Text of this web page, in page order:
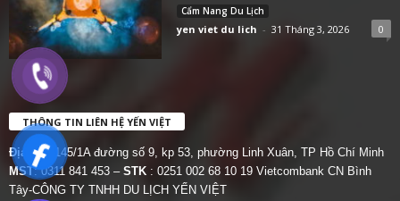
Cẩm Nang Du Lịch
yen viet du lich - 31 Tháng 3, 2026 0
THÔNG TIN LIÊN HỆ YẾN VIỆT
Địa chỉ: 145/1A đường số 9, kp 53, phường Linh Xuân, TP Hồ Chí Minh
MST: 0311 841 453 – STK : 0251 002 68 10 19 Vietcombank CN Bình
Tây-CÔNG TY TNHH DU LỊCH YẾN VIỆT